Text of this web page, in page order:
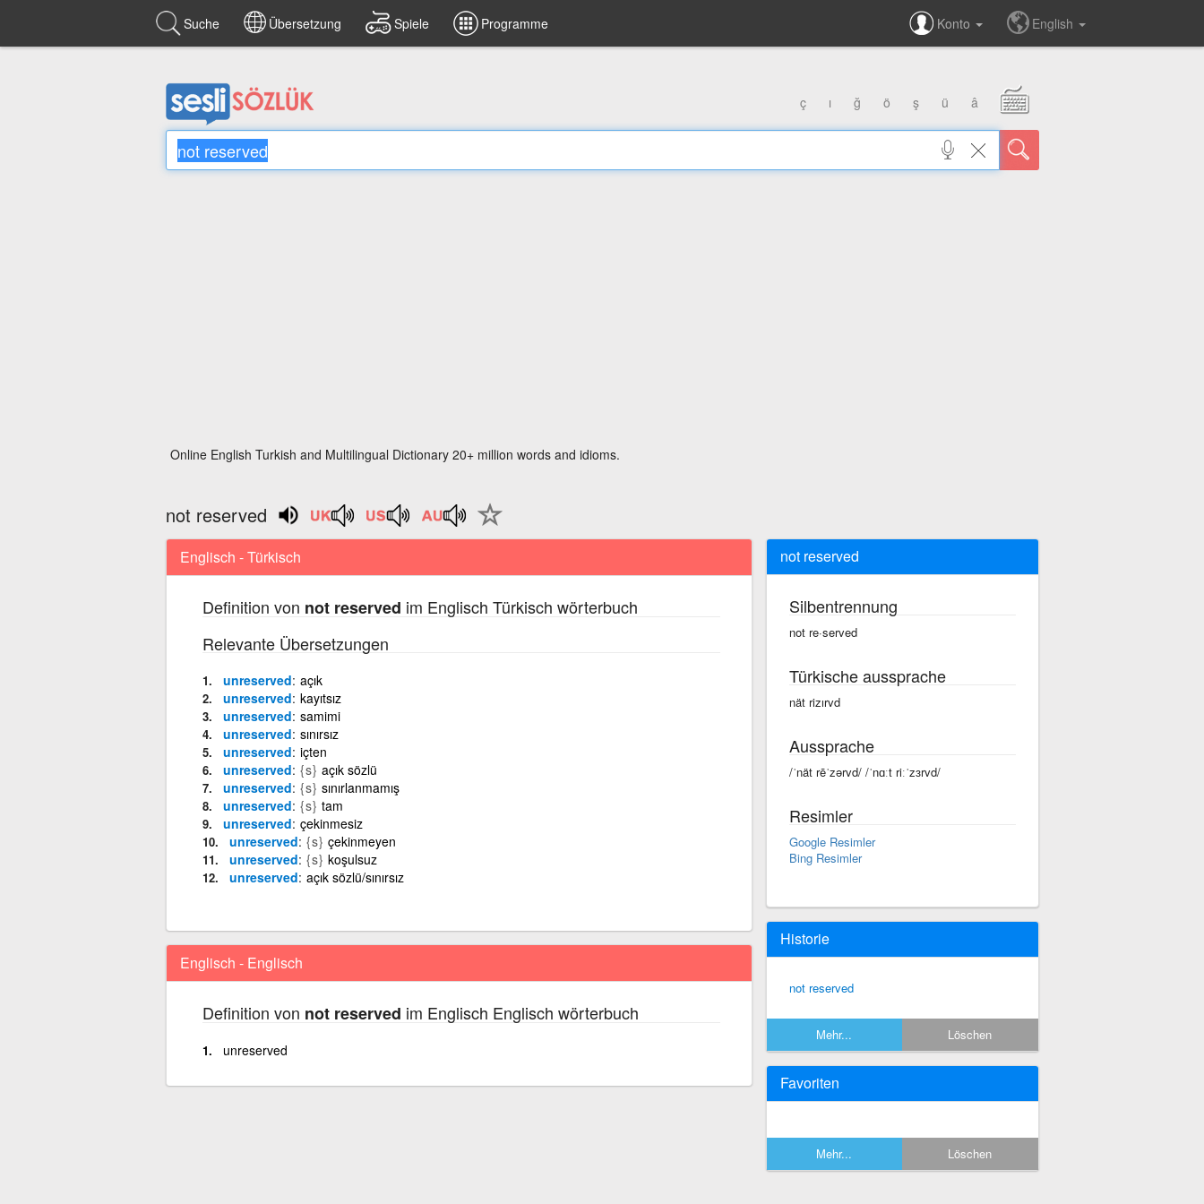
Suche Übersetzung Spiele Programme Konto English
ç ı ğ ö ş ü â
Online English Turkish and Multilingual Dictionary 20+ million words and idioms.
not reserved
Englisch - Türkisch
Definition von not reserved im Englisch Türkisch wörterbuch
Relevante Übersetzungen
unreserved açık
unreserved kayıtsız
unreserved samimi
unreserved sınırsız
unreserved içten
unreserved {s} açık sözlü
unreserved {s} sınırlanmamış
unreserved {s} tam
unreserved çekinmesiz
unreserved {s} çekinmeyen
unreserved {s} koşulsuz
unreserved açık sözlü/sınırsız
Englisch - Englisch
Definition von not reserved im Englisch Englisch wörterbuch
unreserved
not reserved
Silbentrennung
not re·served
Türkische aussprache
nät rizırvd
Aussprache
/ˈnät rēˈzərvd/ /ˈnɑːt riːˈzɜrvd/
Resimler
Google Resimler
Bing Resimler
Historie
not reserved
Mehr... Löschen
Favoriten
Mehr... Löschen